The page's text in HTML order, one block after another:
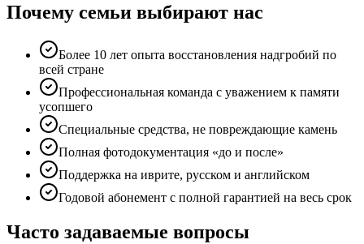
Почему семьи выбирают нас
Более 10 лет опыта восстановления надгробий по
всей стране
Профессиональная команда с уважением к памяти
усопшего
Специальные средства, не повреждающие камень
Полная фотодокументация «до и после»
Поддержка на иврите, русском и английском
Годовой абонемент с полной гарантией на весь срок
Часто задаваемые вопросы